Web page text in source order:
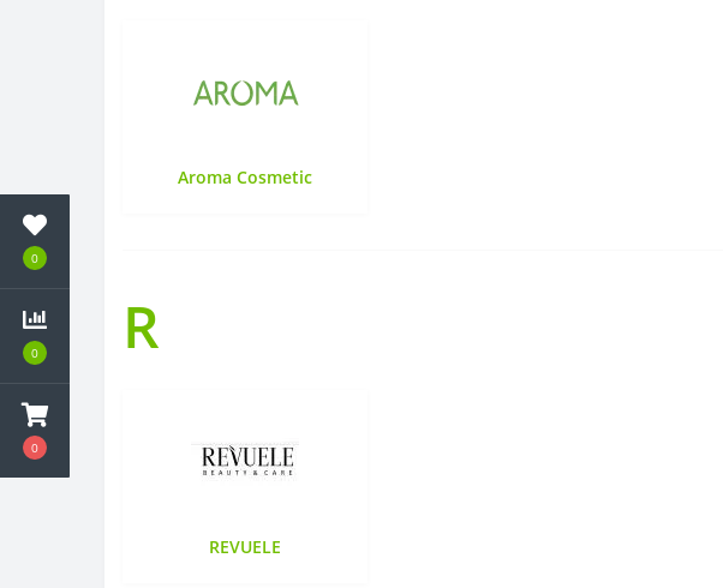
0
0
0
Aroma Cosmetic
R
REVUELE